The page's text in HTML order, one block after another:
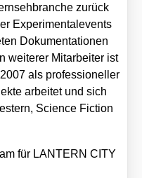
zurück
Expe­ri­men­tale­vents
Doku­men­ta­tio­nen
wei­te­rer Mit­ar­bei­ter ist
als pro­fes­sio­nel­ler
arbei­tet und sich
Sci­ence Fic­tion
für LANTERN CITY